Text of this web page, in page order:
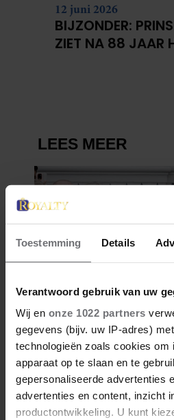
Toestemming Details
Verantwoord gebruik van uw
Wij en onze 1022 partners
gegevens (bijv. uw IP-adres)
technologieën zoals cookies om
apparaat op te slaan en te
gepersonaliseerde advertenties
advertenties en content, inzicht
productontwikkeling. U kunt
12 juni 2026
BIJZONDER:
ZIET NA 88 JAAR